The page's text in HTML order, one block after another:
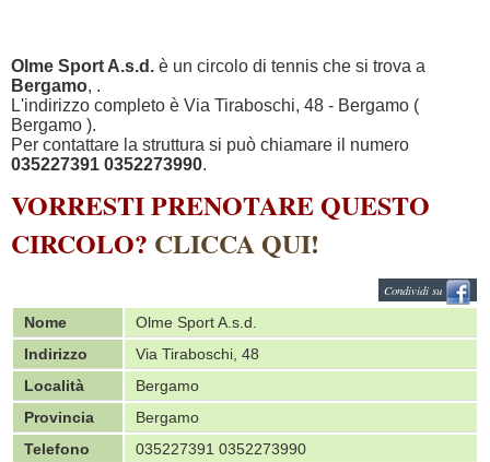
Olme Sport A.s.d. è un circolo di tennis che si trova a
Bergamo, .
L'indirizzo completo è Via Tiraboschi, 48 - Bergamo (
Bergamo ).
Per contattare la struttura si può chiamare il numero
035227391 0352273990.
VORRESTI PRENOTARE QUESTO
CIRCOLO? CLICCA QUI!
Condividi su
Nome
Olme Sport A.s.d.
Indirizzo
Via Tiraboschi, 48
Località
Bergamo
Provincia
Bergamo
Telefono
035227391 0352273990